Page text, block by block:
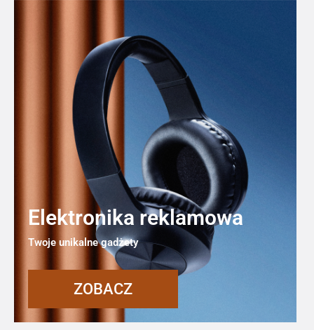
Elektronika reklamowa
Twoje unikalne gadżety
ZOBACZ